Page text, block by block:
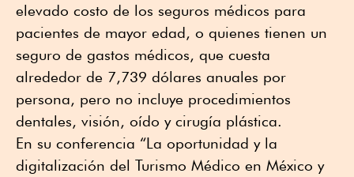
elevado costo de los seguros médicos para
pacientes de mayor edad, o quienes tienen un
seguro de gastos médicos, que cuesta
alrededor de 7,739 dólares anuales por
persona, pero no incluye procedimientos
dentales, visión, oído y cirugía plástica.
En su conferencia “La oportunidad y la
digitalización del Turismo Médico en México y